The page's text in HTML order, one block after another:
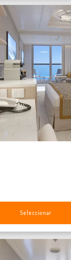
Seleccionar